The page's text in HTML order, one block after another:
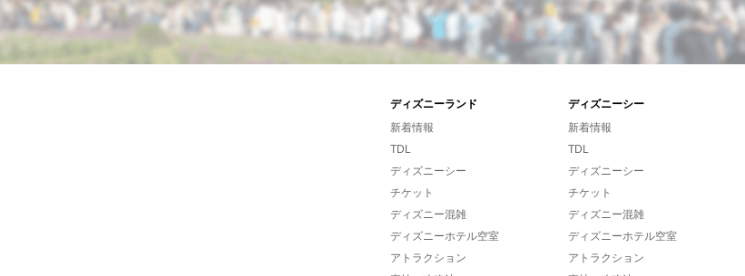
ディズニーランド ディズニーシー
新着情報
TDL
ディズニーシー
チケット
ディズニー混雑
ディズニーホテル空室
アトラクション
新着情報
TDL
ディズニーシー
チケット
ディズニー混雑
ディズニーホテル空室
アトラクション